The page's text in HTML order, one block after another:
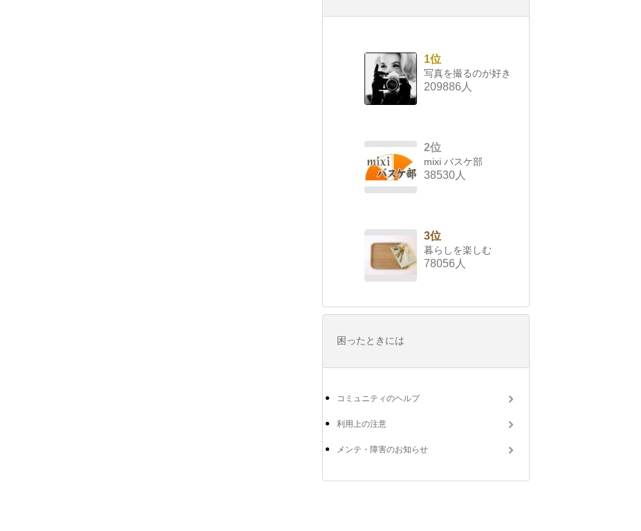
1位
写真を撮るのが好き
209886人
2位
mixi バスケ部
38530人
3位
暮らしを楽しむ
78056人
困ったときには
コミュニティのヘルプ
利用上の注意
メンテ・障害のお知らせ